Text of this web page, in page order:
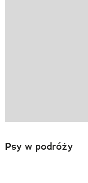
Psy w podróży